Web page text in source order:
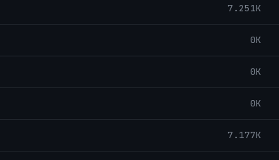
7.251K
0K
0K
0K
7.177K